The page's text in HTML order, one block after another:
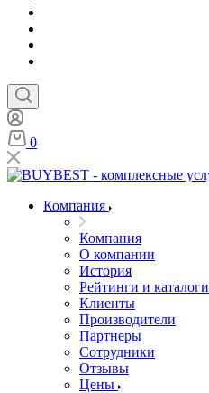
0
Компания
Компания
О компании
История
Рейтинги и каталоги
Клиенты
Производители
Партнеры
Сотрудники
Отзывы
Цены